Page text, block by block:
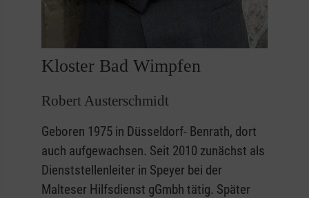
Kloster Bad Wimpfen
Robert Austerschmidt
Geboren 1975 in Düsseldorf- Benrath, dort
auch aufgewachsen. Seit 2010 zunächst als
Dienststellenleiter in Speyer bei der
Malteser Hilfsdienst gGmbh tätig. Später